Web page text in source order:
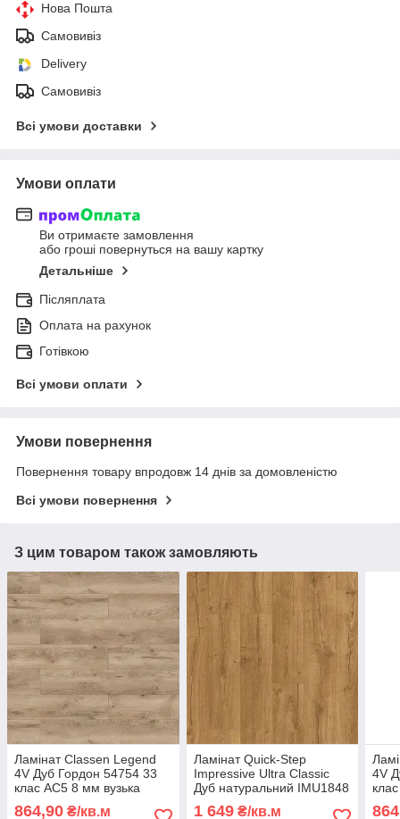
Нова Пошта
Самовивіз
Delivery
Самовивіз
Всі умови доставки
Умови оплати
Ви отримаєте замовлення
або гроші повернуться на вашу картку
Детальніше
Післяплата
Оплата на рахунок
Готівкою
Всі умови оплати
Умови повернення
Повернення товару впродовж 14 днів за домовленістю
Всі умови повернення
З цим товаром також замовляють
Ламінат Classen Legend
4V Дуб Гордон 54754 33
клас AC5 8 мм вузька
864,90 ₴/кв.м
Ламінат Quick-Step
Impressive Ultra Classic
Дуб натуральний IMU1848
1 649₴/кв.м
4V